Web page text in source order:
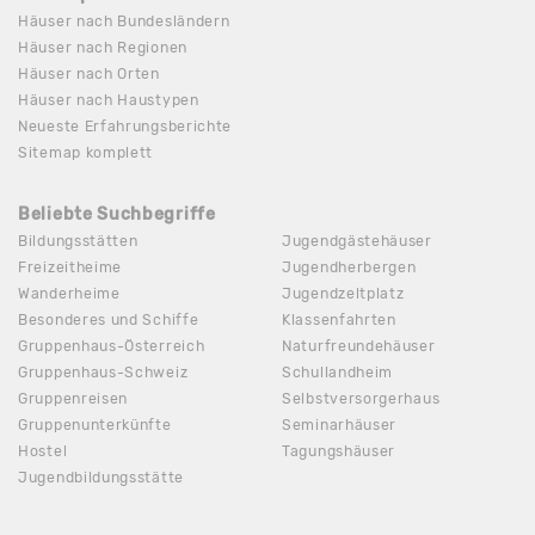
Häuser nach Bundesländern
Häuser nach Regionen
Häuser nach Orten
Häuser nach Haustypen
Neueste Erfahrungsberichte
Sitemap komplett
Beliebte Suchbegriffe
Bildungsstätten
Freizeitheime
Wanderheime
Besonderes und Schiffe
Gruppenhaus-Österreich
Gruppenhaus-Schweiz
Gruppenreisen
Gruppenunterkünfte
Hostel
Jugendbildungsstätte
Jugendgästehäuser
Jugendherbergen
Jugendzeltplatz
Klassenfahrten
Naturfreundehäuser
Schullandheim
Selbstversorgerhaus
Seminarhäuser
Tagungshäuser